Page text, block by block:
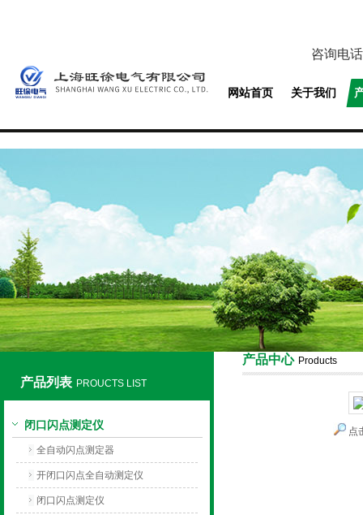
上海旺徐电气有限公司
咨询电
网站首页 关于我们
产品列表 PROUCTS LIST
闭口闪点测定仪
全自动闪点测定器
开闭口闪点全自动测定仪
闭口闪点测定仪
产品中心 Products
点